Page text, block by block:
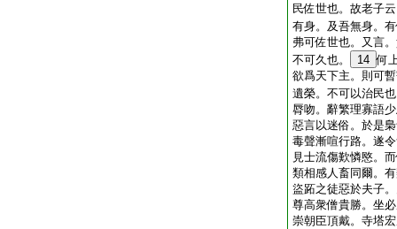
民佐世也。故老子
有身。及吾無身。
弗可佐世也。又言
不可久也。
14 何
欲爲天下主。則可
遺榮。不可以治民
脣吻。辭繁理寡語
惡言以迷俗。於是
毒聲漸喧行路。遂
見士流傷歎憐愍。
類相感人畜同爾。
盜跖之徒惡於夫子
尊高衆僧貴勝。坐
崇朝臣頂戴。寺塔